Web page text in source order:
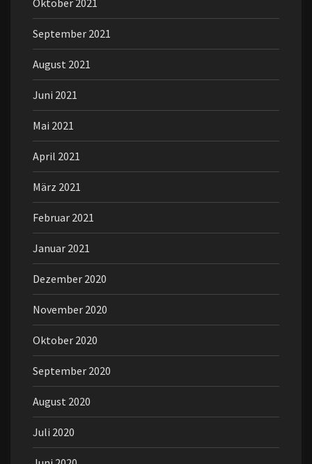
Oktober 2021
September 2021
August 2021
Juni 2021
Mai 2021
April 2021
März 2021
Februar 2021
Januar 2021
Dezember 2020
November 2020
Oktober 2020
September 2020
August 2020
Juli 2020